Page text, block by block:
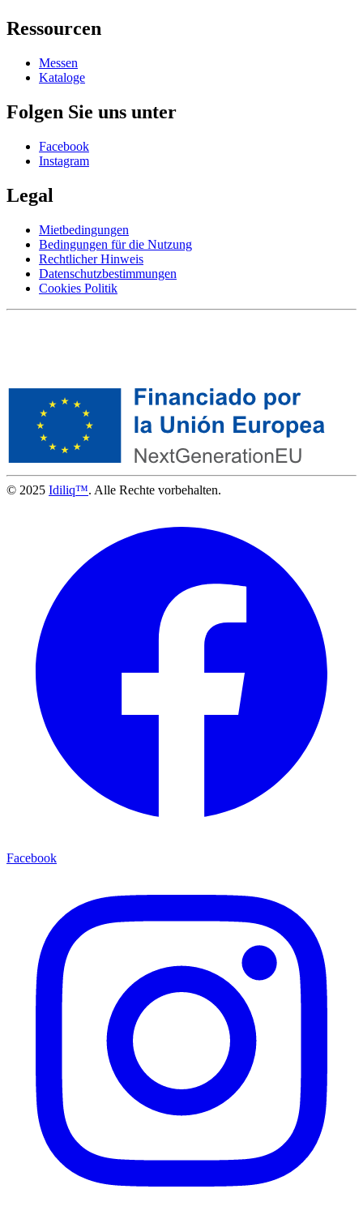
Ressourcen
Messen
Kataloge
Folgen Sie uns unter
Facebook
Instagram
Legal
Mietbedingungen
Bedingungen für die Nutzung
Rechtlicher Hinweis
Datenschutzbestimmungen
Cookies Politik
© 2025 Idiliq™. Alle Rechte vorbehalten.
Facebook